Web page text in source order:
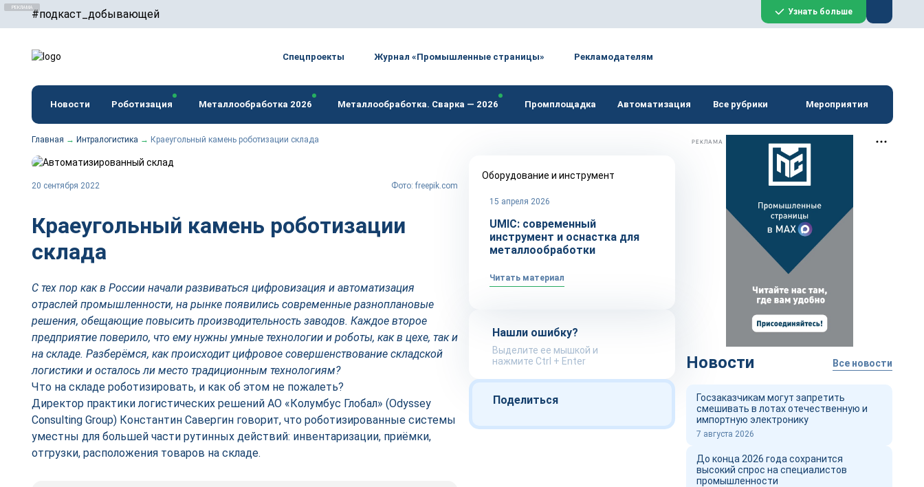
#подкаст_добывающей
erid: F7NfYUJCUneTVxVUwxTu
Узнать больше
Спецпроекты Журнал «Промышленные страницы» Рекламодателям
Новости Роботизация Металлообработка 2026 Металлообработка. Сварка — 2026 Промплощадка Автоматизация Все рубрики Мероприятия
Главная → Интралогистика → Краеугольный камень роботизации склада
20 сентября 2022 Фото: freepik.com
Краеугольный камень роботизации
склада
С тех пор как в России начали развиваться цифровизация и автоматизация
отраслей промышленности, на рынке появились современные разноплановые
решения, обещающие повысить производительность заводов. Каждое второе
предприятие поверило, что ему нужны умные технологии и роботы, как в цехе, так и
на складе. Разберёмся, как происходит цифровое совершенствование складской
логистики и осталось ли место традиционным технологиям?
Что на складе роботизировать, и как об этом не пожалеть?
Директор практики логистических решений АО «Колумбус Глобал» (Odyssey
Consulting Group) Константин Савергин говорит, что роботизированные системы
уместны для большей части рутинных действий: инвентаризации, приёмки,
отгрузки, расположения товаров на складе.
Оборудование и инструмент
15 апреля 2026
UMIC: современный
инструмент и оснастка для
металлообработки
Читать материал
Нашли ошибку?
Выделите ее мышкой и
нажмите Ctrl + Enter
Поделиться
РЕКЛАМА
Новости Все новости
Госзаказчикам могут запретить
смешивать в лотах отечественную и
импортную электронику
7 августа 2026
До конца 2026 года сохранится
высокий спрос на специалистов
промышленности